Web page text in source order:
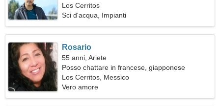
Los Cerritos
Sci d'acqua, Impianti
Rosario
55 anni, Ariete
Posso chattare in francese, giapponese
Los Cerritos, Messico
Vero amore